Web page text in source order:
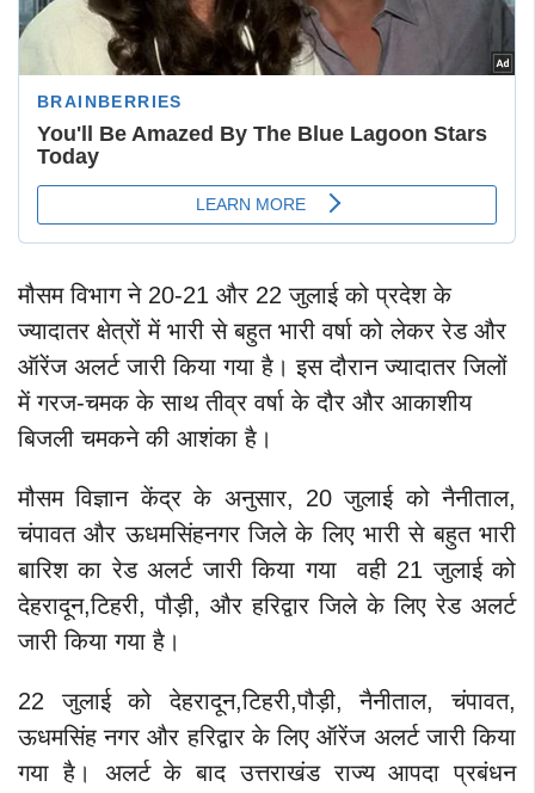
मौसम विभाग ने 20-21 और 22 जुलाई को प्रदेश के
ज्यादातर क्षेत्रों में भारी से बहुत भारी वर्षा को लेकर रेड और
ऑरेंज अलर्ट जारी किया गया है। इस दौरान ज्यादातर जिलों
में गरज-चमक के साथ तीव्र वर्षा के दौर और आकाशीय
बिजली चमकने की आशंका है।
मौसम विज्ञान केंद्र के अनुसार, 20 जुलाई को नैनीताल,
चंपावत और ऊधमसिंहनगर जिले के लिए भारी से बहुत भारी
बारिश का रेड अलर्ट जारी किया गया वही 21 जुलाई को
देहरादून,टिहरी, पौड़ी, और हरिद्वार जिले के लिए रेड अलर्ट
जारी किया गया है।
22 जुलाई को देहरादून,टिहरी,पौड़ी, नैनीताल, चंपावत,
ऊधमसिंह नगर और हरिद्वार के लिए ऑरेंज अलर्ट जारी किया
गया है। अलर्ट के बाद उत्तराखंड राज्य आपदा प्रबंधन